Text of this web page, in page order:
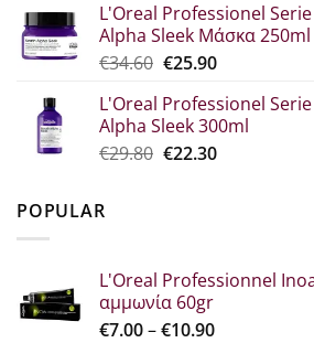
was:
€30.70.
τιμή
είναι:
€23.00.
L'Oreal Professionel
Alpha Sleek Μάσκα 250ml
€34.60 Original
was:
€34.60.
€25.90Η
τιμή
είναι:
€25.90.
L'Oreal Professionel
Alpha Sleek 300ml
€29.80 Original
€22.30Η
POPULAR
L'Oreal Professionnel
αμμωνία 60gr
€7.00–€10.90Price